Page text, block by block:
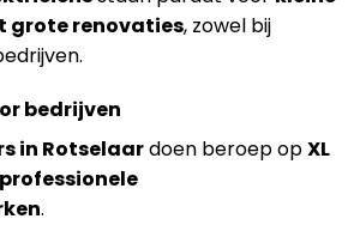
grote renovaties, zowel bij
bedrijven
in Rotselaardoen beroep opXL
professionele
.